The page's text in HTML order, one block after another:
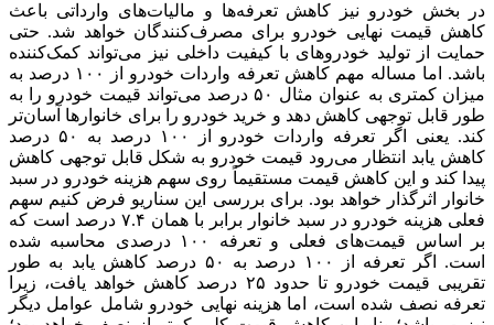
در بخش خودرو نیز کاهش تعرفه‌ها و مالیات‌های وارداتی باعث
کاهش قیمت نهایی خودرو برای مصرف‌کنندگان خواهد شد. حتی
حمایت از تولید خودرو‌های با کیفیت داخلی نیز می‌تواند کمک‌کننده
باشد. اما مساله مهم کاهش تعرفه واردات خودرو از ۱۰۰ درصد به
میزان کمتری به عنوان مثال ۵۰ درصد می‌تواند قیمت خودرو را به
طور قابل توجهی کاهش دهد و خرید خودرو را برای خانوار‌ها آسان‌تر
کند. یعنی اگر تعرفه واردات خودرو از ۱۰۰ درصد به ۵۰ درصد
کاهش یابد انتظار می‌رود قیمت خودرو به شکل قابل توجهی کاهش
پیدا کند و این کاهش قیمت مستقیماً روی سهم هزینه خودرو در سبد
خانوار اثرگذار خواهد بود. برای بررسی این سناریو فرض کنیم سهم
فعلی هزینه خودرو در سبد خانوار برابر با همان ۷.۴ درصد است که
بر اساس قیمت‌های فعلی و تعرفه ۱۰۰ درصدی محاسبه شده
است. اگر تعرفه از ۱۰۰ درصد به ۵۰ درصد کاهش یابد به طور
تقریبی قیمت خودرو تا حدود ۲۵ درصد کاهش خواهد یافت، زیرا
تعرفه نصف شده است، اما هزینه نهایی خودرو شامل عوامل دیگر